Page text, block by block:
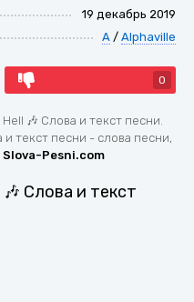
19 декабрь 2019
A / Alphaville
0
🎶 Слова и текст песни.
текст песни - слова песни,
Slova-Pesni.com
Слова и текст